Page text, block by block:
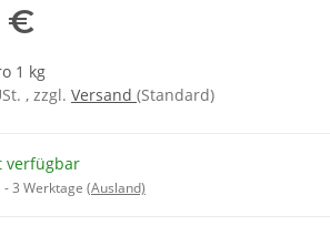
€
1 kg
, zzgl. Versand (Standard)
verfügbar
- 3 Werktage (Ausland)